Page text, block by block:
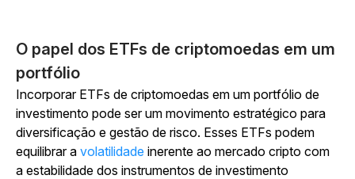
O papel dos ETFs de criptomoedas em um
portfólio
Incorporar ETFs de criptomoedas em um portfólio de
investimento pode ser um movimento estratégico para
diversificação e gestão de risco. Esses ETFs podem
equilibrar a volatilidade inerente ao mercado cripto com
a estabilidade dos instrumentos de investimento